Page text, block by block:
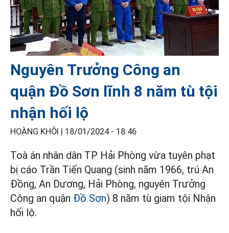
Nguyên Trưởng Công an
quận Đồ Sơn lĩnh 8 năm tù tội
nhận hối lộ
HOÀNG KHÔI | 18/01/2024 - 18:46
Toà án nhân dân TP Hải Phòng vừa tuyên phạt
bị cáo Trần Tiến Quang (sinh năm 1966, trú An
Đồng, An Dương, Hải Phòng, nguyên Trưởng
Công an quận Đồ Sơn) 8 năm tù giam tội Nhận
hối lộ.